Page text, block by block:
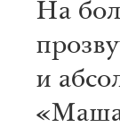
На
и